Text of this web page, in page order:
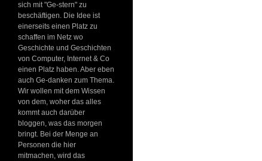
sich mit "Ge-stern" zu
beschäftigen. Die Idee ist
einerseits einen Platz zu
schaffen im Netz wo
Geschichte und Geschichten
von Computer, Internet & Co
einen Platz haben. Aber eben
auch Ge-danken zum Thema.
Wir wollen mit dem Wissen
von dem, woher das alles
kommt auch darüber
bloggen, was das morgen
bringt. Bei der Menge an
Personen die hier
mitmachen, wird das